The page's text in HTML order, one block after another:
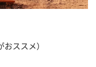
ススメ）